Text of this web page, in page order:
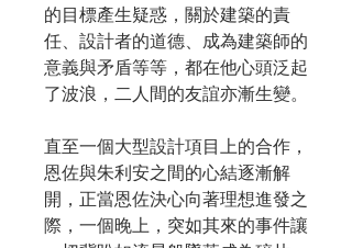
的目標產生疑惑，關於建築的責
任、設計者的道德、成為建築師的
意義與矛盾等等，都在他心頭泛起
了波浪，二人間的友誼亦漸生變。
直至一個大型設計項目上的合作，
恩佐與朱利安之間的心結逐漸解
開，正當恩佐決心向著理想進發之
際，一個晚上，突如其來的事件讓